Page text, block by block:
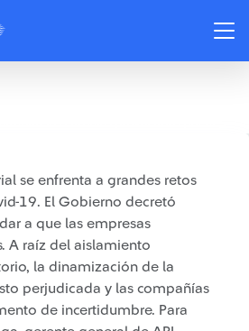
se enfrenta a grandes retos
19. El Gobierno decretó
a que las empresas
A raíz del aislamiento
la dinamización de la
perjudicada y las compañías
de incertidumbre. Para